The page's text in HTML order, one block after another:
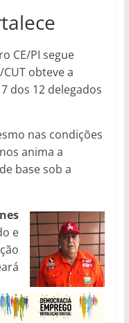
CE/PI segue
obteve a
dos 12 delegados
nas condições
anima a
base sob a
e